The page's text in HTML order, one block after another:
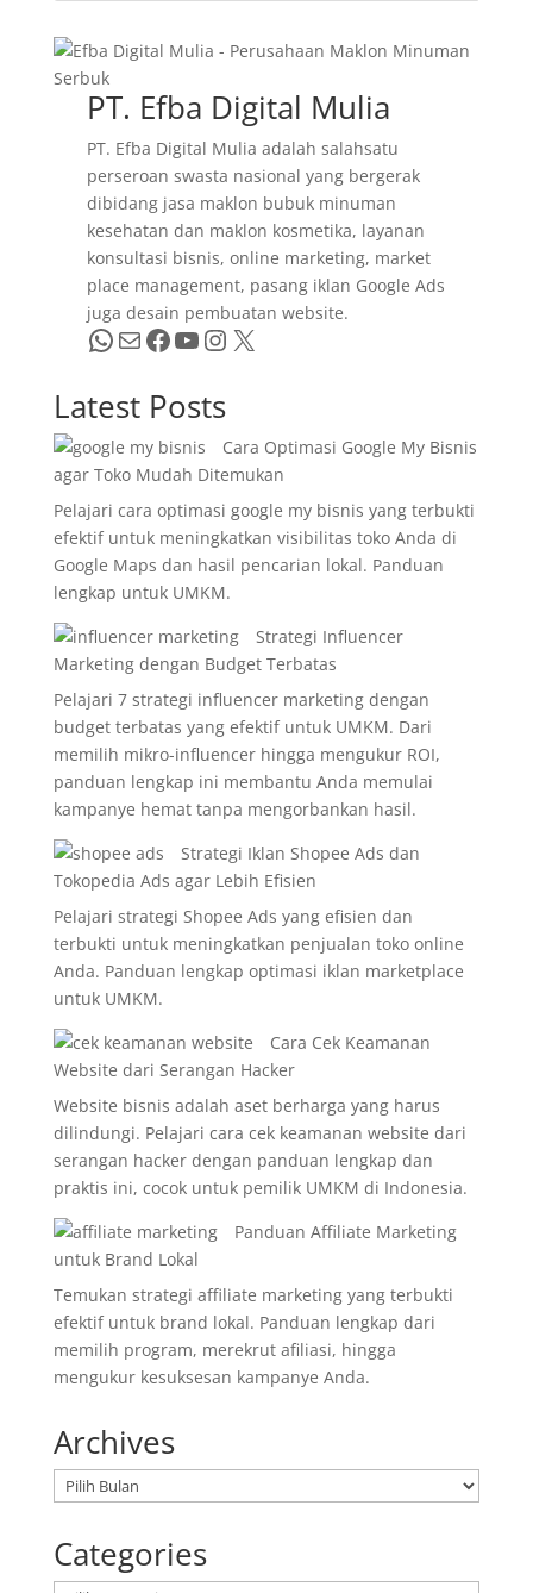
PT. Efba Digital Mulia
PT. Efba Digital Mulia adalah salahsatu
perseroan swasta nasional yang bergerak
dibidang jasa maklon bubuk minuman
kesehatan dan maklon kosmetika, layanan
konsultasi bisnis, online marketing, market
place management, pasang iklan Google Ads
juga desain pembuatan website.
WhatsApp Mail Facebook YouTube InstagramX
Latest Posts
Cara Optimasi Google My Bisnis
agar Toko Mudah Ditemukan
Pelajari cara optimasi google my bisnis yang terbukti
efektif untuk meningkatkan visibilitas toko Anda di
Google Maps dan hasil pencarian lokal. Panduan
lengkap untuk UMKM.
Strategi Influencer
Marketing dengan Budget Terbatas
Pelajari 7 strategi influencer marketing dengan
budget terbatas yang efektif untuk UMKM. Dari
memilih mikro-influencer hingga mengukur ROI,
panduan lengkap ini membantu Anda memulai
kampanye hemat tanpa mengorbankan hasil.
Strategi Iklan Shopee Ads dan
Tokopedia Ads agar Lebih Efisien
Pelajari strategi Shopee Ads yang efisien dan
terbukti untuk meningkatkan penjualan toko online
Anda. Panduan lengkap optimasi iklan marketplace
untuk UMKM.
Cara Cek Keamanan
Website dari Serangan Hacker
Website bisnis adalah aset berharga yang harus
dilindungi. Pelajari cara cek keamanan website dari
serangan hacker dengan panduan lengkap dan
praktis ini, cocok untuk pemilik UMKM di Indonesia.
Panduan Affiliate Marketing
untuk Brand Lokal
Temukan strategi affiliate marketing yang terbukti
efektif untuk brand lokal. Panduan lengkap dari
memilih program, merekrut afiliasi, hingga
mengukur kesuksesan kampanye Anda.
Archives
Arsip
Categories